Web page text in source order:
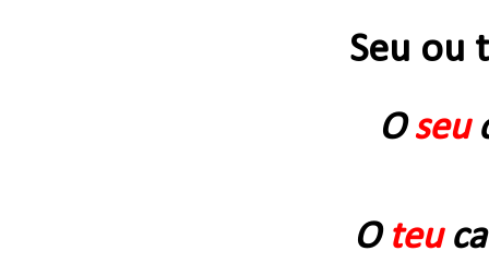
Seu ou
Oseu
O teu